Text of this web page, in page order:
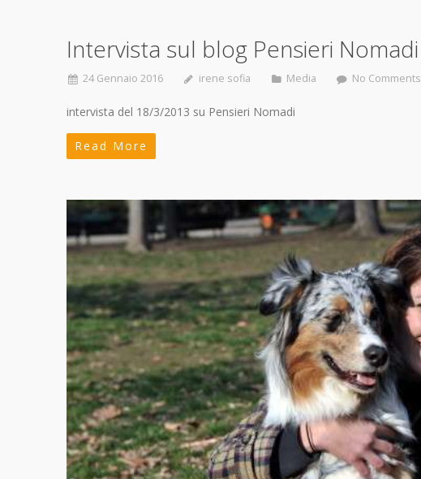
Intervista sul blog Pensieri Nomadi
24 Gennaio 2016 irene sofia Media No Comments
intervista del 18/3/2013 su Pensieri Nomadi
Read More